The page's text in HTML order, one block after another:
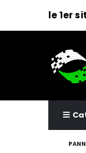
le 1er